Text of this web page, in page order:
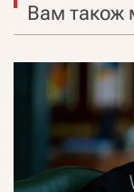
Вам також